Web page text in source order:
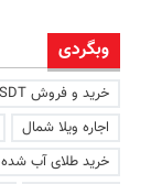
وبگردی
خرید و فروش USDT
اجاره ویلا شمال
خرید طلای آب شده